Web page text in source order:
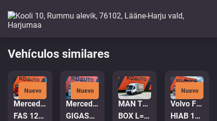
Vehículos similares
Nuevo
Mercedes-Benz Arocs 3251 8x4
FAS 12TON / 3x WINCH 12t + 20t + 6.7t / REMOTE
Nuevo
Mercedes-Benz Actros 2653 6x2
GIGASPACE / JOAB L20 ton / L=5400 mm
MAN TGL 8.220 4x2
BOX L=4958 mm
Nuevo
Volvo FM 500 8x4*4
HIAB 144E-5 / BOX L=5992 mm